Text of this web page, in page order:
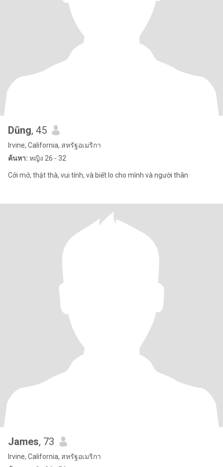
Dũng, 45
Irvine, California, สหรัฐอเมริกา
ค้นหา: หญิง 26 - 32
Cởi mở, thật thà, vui tính, và biết lo cho mình và người thân
James, 73
Irvine, California, สหรัฐอเมริกา